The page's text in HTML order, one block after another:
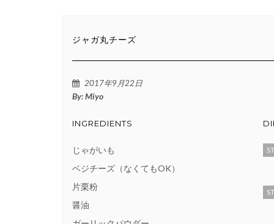
ジャガ丸チーズ
2017年9月22日
By:Miyo
INGREDIENTS
じゃがいも
ベジチーズ（なくてもOK）
片栗粉
醤油